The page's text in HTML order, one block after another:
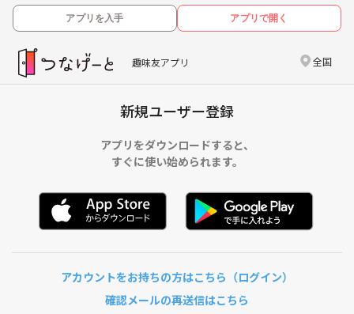
アプリを入手 アプリで開く
趣味友アプリ 全国
新規ユーザー登録
アプリをダウンロードすると、
すぐに使い始められます。
アカウントをお持ちの方はこちら（ログイン）
確認メールの再送信はこちら